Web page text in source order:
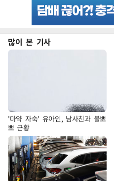
많이 본 기사
'마약 자숙' 유아인, 남사친과 볼뽀
뽀 근황